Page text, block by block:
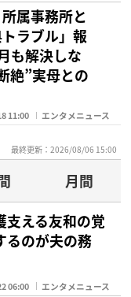
属事務所と
ラブル」報
も解決しな
絶”実母との
11:00 エンタメニュース
最終更新：2026/08/06 15:00
月間
支える友和の覚
るのが夫の務
06:00 エンタメニュース